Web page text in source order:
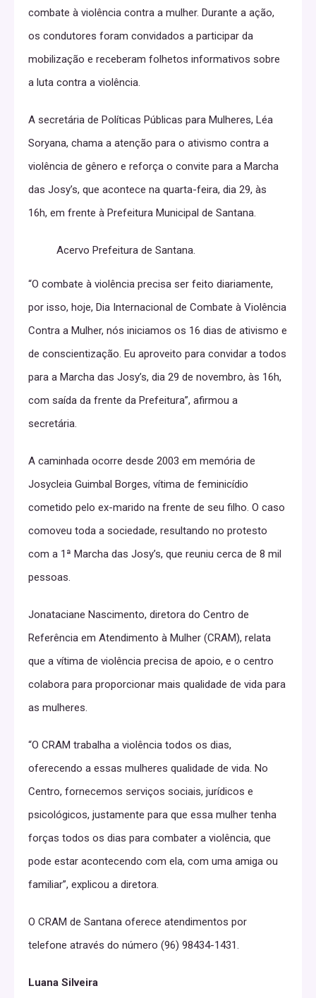
combate à violência contra a mulher. Durante a ação,
os condutores foram convidados a participar da
mobilização e receberam folhetos informativos sobre
a luta contra a violência.
A secretária de Políticas Públicas para Mulheres, Léa
Soryana, chama a atenção para o ativismo contra a
violência de gênero e reforça o convite para a Marcha
das Josy’s, que acontece na quarta-feira, dia 29, às
16h, em frente à Prefeitura Municipal de Santana.
Acervo Prefeitura de Santana.
“O combate à violência precisa ser feito diariamente,
por isso, hoje, Dia Internacional de Combate à Violência
Contra a Mulher, nós iniciamos os 16 dias de ativismo e
de conscientização. Eu aproveito para convidar a todos
para a Marcha das Josy’s, dia 29 de novembro, às 16h,
com saída da frente da Prefeitura”, afirmou a
secretária.
A caminhada ocorre desde 2003 em memória de
Josycleia Guimbal Borges, vítima de feminicídio
cometido pelo ex-marido na frente de seu filho. O caso
comoveu toda a sociedade, resultando no protesto
com a 1ª Marcha das Josy’s, que reuniu cerca de 8 mil
pessoas.
Jonataciane Nascimento, diretora do Centro de
Referência em Atendimento à Mulher (CRAM), relata
que a vítima de violência precisa de apoio, e o centro
colabora para proporcionar mais qualidade de vida para
as mulheres.
“O CRAM trabalha a violência todos os dias,
oferecendo a essas mulheres qualidade de vida. No
Centro, fornecemos serviços sociais, jurídicos e
psicológicos, justamente para que essa mulher tenha
forças todos os dias para combater a violência, que
pode estar acontecendo com ela, com uma amiga ou
familiar”, explicou a diretora.
O CRAM de Santana oferece atendimentos por
telefone através do número (96) 98434-1431.
Luana Silveira